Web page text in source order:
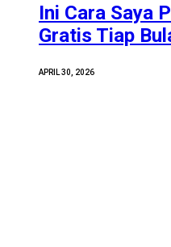
Ini Cara Saya
Gratis Tiap
APRIL 30, 2026